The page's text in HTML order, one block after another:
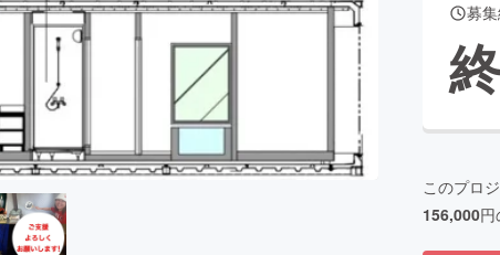
CAMPFIRE Creation
CAMPFIREふるさと納税
コミュニティ
募
このプロ
156,000円